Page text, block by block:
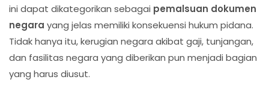
ini dapat dikategorikan sebagai pemalsuan dokumen
negara yang jelas memiliki konsekuensi hukum pidana.
Tidak hanya itu, kerugian negara akibat gaji, tunjangan,
dan fasilitas negara yang diberikan pun menjadi bagian
yang harus diusut.